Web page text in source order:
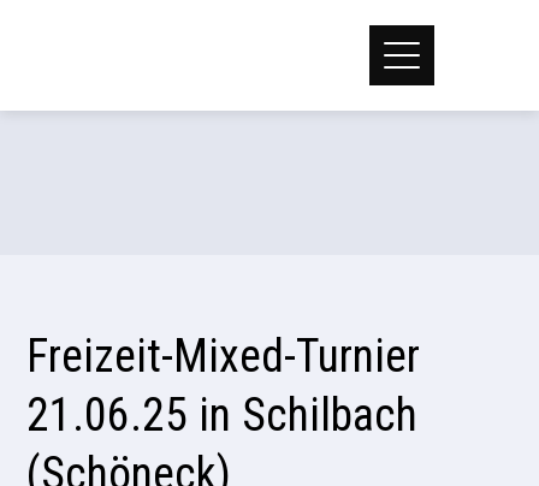
Freizeit-Mixed-Turnier
21.06.25 in Schilbach
(Schöneck)